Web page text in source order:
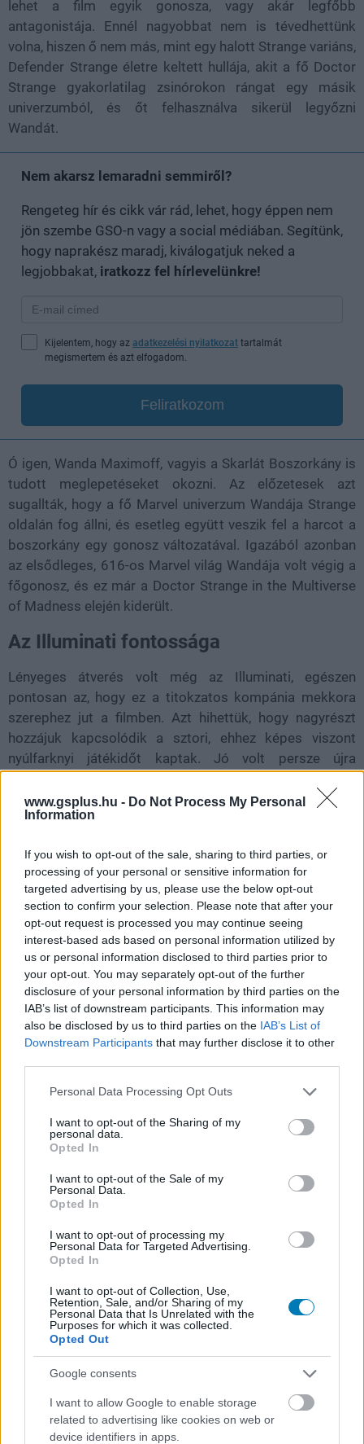
www.gsplus.hu - Do Not Process My Personal
Information
If you wish to opt-out of the sale, sharing to third parties, or
processing of your personal or sensitive information for
targeted advertising by us, please use the below opt-out
section to confirm your selection. Please note that after your
opt-out request is processed you may continue seeing
interest-based ads based on personal information utilized by
us or personal information disclosed to third parties prior to
your opt-out. You may separately opt-out of the further
disclosure of your personal information by third parties on the
IAB’s list of downstream participants. This information may
also be disclosed by us to third parties on the IAB’s List of
Downstream Participants that may further disclose it to other
Please note that this website/app uses one or more Google
not limited to your visit or usage behaviour. You may click to
grant or deny consent to Google and its third-party tags to
use your data for below specified purposes in below Google
consent section.
Personal Data Processing Opt Outs
I want to opt-out of the Sharing of my
personal data.
Opted In
I want to opt-out of the Sale of my
Personal Data.
Opted In
I want to opt-out of processing my
Personal Data for Targeted Advertising.
Opted In
I want to opt-out of Collection, Use,
Retention, Sale, and/or Sharing of my
Personal Data that Is Unrelated with the
Purposes for which it was collected.
Opted Out
Google consents
I want to allow Google to enable storage
related to advertising like cookies on web or
device identifiers in apps.
lehet a film egyik gonosza, vagy akár legfőbb
antagonistája. Ennél nagyobbat nem is tévedhettünk
volna, hiszen ő nem más, mint egy halott Strange variáns,
Defender Strange életre keltett hullája, akit a fő Doctor
Strange gyakorlatilag zsinórokon rángat egy másik
univerzumból, és őt felhasználva sikerül legyőzni
Wandát.
Nem akarsz lemaradni semmiről?
Rengeteg hír és cikk vár rád, lehet, hogy éppen nem
jön szembe GSO-n vagy a social médiában. Segítünk,
hogy naprakész maradj, kiválogatjuk neked a
legjobbakat, iratkozz fel hírlevelünkre!
Kijelentem, hogy az adatkezelési nyilatkozat tartalmát
megismertem és azt elfogadom.
Feliratkozom
Ó igen, Wanda Maximoff, vagyis a Skarlát Boszorkány is
tudott meglepetéseket okozni. Az előzetesek azt
sugallták, hogy a fő Marvel univerzum Wandája Strange
oldalán fog állni, és esetleg együtt veszik fel a harcot a
boszorkány egy gonosz változatával. Igazából azonban
az elsődleges, 616-os Marvel világ Wandája volt végig a
főgonosz, és ez már a Doctor Strange in the Multiverse
of Madness elején kiderült.
Az Illuminati fontossága
Lényeges átverés volt még az Illuminati, egészen
pontosan az, hogy ez a titokzatos kompánia mekkora
szerephez jut a filmben. Azt hihettük, hogy nagyrészt
hozzájuk kapcsolódik a sztori, ehhez képes viszont
nyúlfarknyi játékidőt kaptak. Jó volt persze újra
borzalmas Inhumans tévésorozat felé is kedves gesztus
volt, hogy innen emelték át Anson Mount Fekete
megpillanthatták John Krasinskit Mr. Fantastic,
azaz Reed Richards szerepében.
A felsorolt karakterek, valamint a Lashana Lynch-féle
Marvel Kapitány azonban pillanatok alatt elvéreztek
Skarlát Boszorkány ellen, és ezt szó szerint kell érteni,
Wanda brutálisan kivégezte őket.
Christine Palmer eltűnése
Bár a nagy egész szempontjából nincs hatalmas
jelentősége, és inkább hibának tűnik, mint tudatos